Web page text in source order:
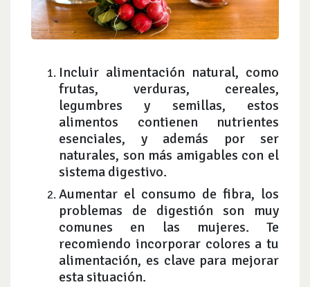
Incluir alimentación natural, como
frutas, verduras, cereales,
legumbres y semillas, estos
alimentos contienen nutrientes
esenciales, y además por ser
naturales, son más amigables con el
sistema digestivo.
Aumentar el consumo de fibra, los
problemas de digestión son muy
comunes en las mujeres. Te
recomiendo incorporar colores a tu
alimentación, es clave para mejorar
esta situación.